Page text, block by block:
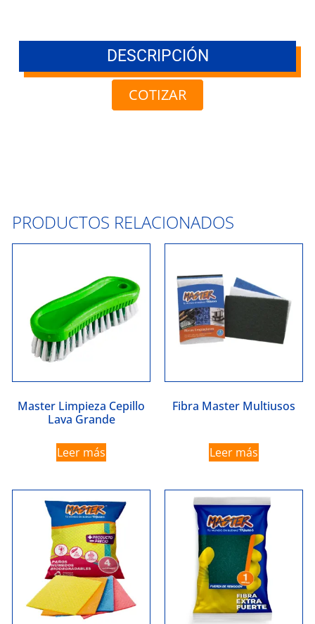
DESCRIPCIÓN
COTIZAR
PRODUCTOS RELACIONADOS
Master Limpieza Cepillo
Lava Grande
Leer más
Fibra Master Multiusos
Leer más